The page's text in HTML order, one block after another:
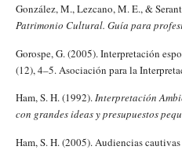
González, M., Lezcano, M. E., &
Patrimonio Cultural. Guía para
Gorospe, G. (2005). Interpretación
(12), 4–5. Asociación para la
Ham, S. H. (1992).Interpretación
con grandes ideas y presupuestos
Ham, S. H. (2005). Audiencias